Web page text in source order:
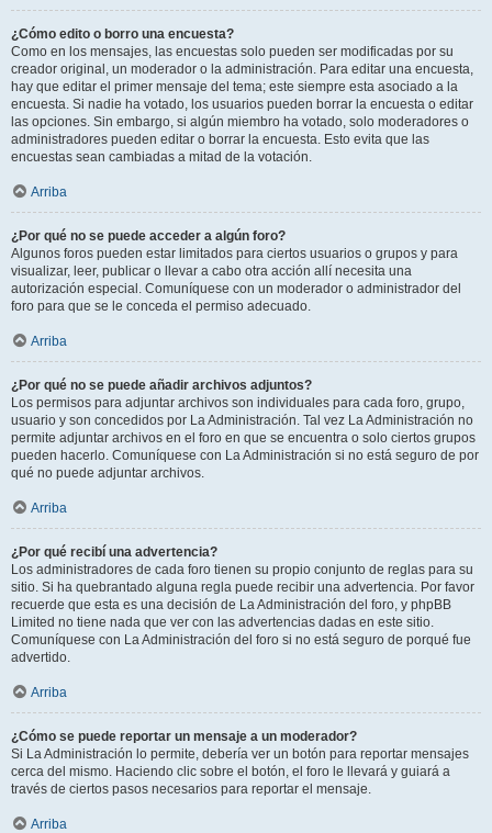
¿Cómo edito o borro una encuesta?
Como en los mensajes, las encuestas solo pueden ser modificadas por su
creador original, un moderador o la administración. Para editar una encuesta,
hay que editar el primer mensaje del tema; este siempre esta asociado a la
encuesta. Si nadie ha votado, los usuarios pueden borrar la encuesta o editar
las opciones. Sin embargo, si algún miembro ha votado, solo moderadores o
administradores pueden editar o borrar la encuesta. Esto evita que las
encuestas sean cambiadas a mitad de la votación.
Arriba
¿Por qué no se puede acceder a algún foro?
Algunos foros pueden estar limitados para ciertos usuarios o grupos y para
visualizar, leer, publicar o llevar a cabo otra acción allí necesita una
autorización especial. Comuníquese con un moderador o administrador del
foro para que se le conceda el permiso adecuado.
Arriba
¿Por qué no se puede añadir archivos adjuntos?
Los permisos para adjuntar archivos son individuales para cada foro, grupo,
usuario y son concedidos por La Administración. Tal vez La Administración no
permite adjuntar archivos en el foro en que se encuentra o solo ciertos grupos
pueden hacerlo. Comuníquese con La Administración si no está seguro de por
qué no puede adjuntar archivos.
Arriba
¿Por qué recibí una advertencia?
Los administradores de cada foro tienen su propio conjunto de reglas para su
sitio. Si ha quebrantado alguna regla puede recibir una advertencia. Por favor
recuerde que esta es una decisión de La Administración del foro, y phpBB
Limited no tiene nada que ver con las advertencias dadas en este sitio.
Comuníquese con La Administración del foro si no está seguro de porqué fue
advertido.
Arriba
¿Cómo se puede reportar un mensaje a un moderador?
Si La Administración lo permite, debería ver un botón para reportar mensajes
cerca del mismo. Haciendo clic sobre el botón, el foro le llevará y guiará a
través de ciertos pasos necesarios para reportar el mensaje.
Arriba